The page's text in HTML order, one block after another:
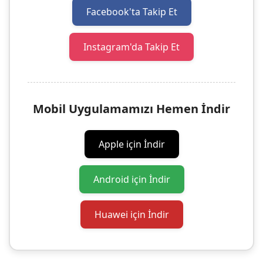
Facebook'ta Takip Et
Instagram'da Takip Et
Mobil Uygulamamızı Hemen İndir
Apple için İndir
Android için İndir
Huawei için İndir